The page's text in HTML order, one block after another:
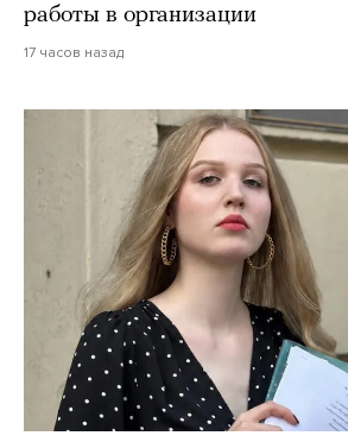
работы в организации
17 часов назад